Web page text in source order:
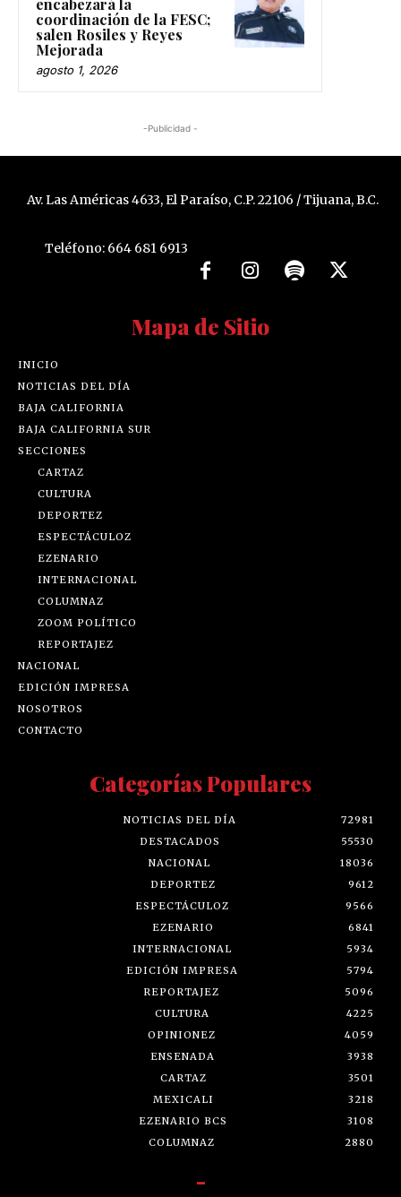
encabezará la
coordinación de la FESC;
salen Rosiles y Reyes
Mejorada
agosto 1, 2026
-Publicidad -
Av. Las Américas 4633, El Paraíso, C.P. 22106 / Tijuana, B.C.
Teléfono: 664 681 6913
Mapa de Sitio
INICIO
NOTICIAS DEL DÍA
BAJA CALIFORNIA
BAJA CALIFORNIA SUR
SECCIONES
CARTAZ
CULTURA
DEPORTEZ
ESPECTÁCULOZ
EZENARIO
INTERNACIONAL
COLUMNAZ
ZOOM POLÍTICO
REPORTAJEZ
NACIONAL
EDICIÓN IMPRESA
NOSOTROS
CONTACTO
Categorías Populares
NOTICIAS DEL DÍA
72981
DESTACADOS
55530
NACIONAL
18036
DEPORTEZ
9612
ESPECTÁCULOZ
9566
EZENARIO
6841
INTERNACIONAL
5934
EDICIÓN IMPRESA
5794
REPORTAJEZ
5096
CULTURA
4225
OPINIONEZ
4059
ENSENADA
3938
CARTAZ
3501
MEXICALI
3218
EZENARIO BCS
3108
COLUMNAZ
2880
-